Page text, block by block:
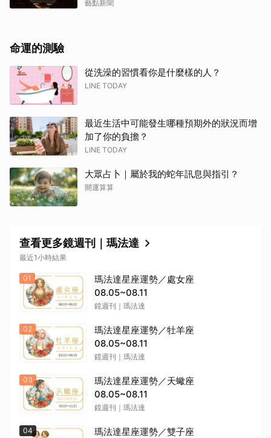
藝點新聞
命運的測驗
從洗澡的習慣看你是什麼樣的人？
LINE TODAY
最近生活中可能發生哪種預期外的狀況而增
加了你的負擔？
LINE TODAY
大眾占卜｜屬於我的蛇年訊息與指引？
開運算算
查看更多鏡週刊｜瑪法達
最近1小時結果
01
瑪法達星座運勢／處女座
08.05~08.11
鏡週刊｜瑪法達
02
瑪法達星座運勢／牡羊座
08.05~08.11
鏡週刊｜瑪法達
03
瑪法達星座運勢／天蠍座
08.05~08.11
鏡週刊｜瑪法達
04
瑪法達星座運勢／雙子座